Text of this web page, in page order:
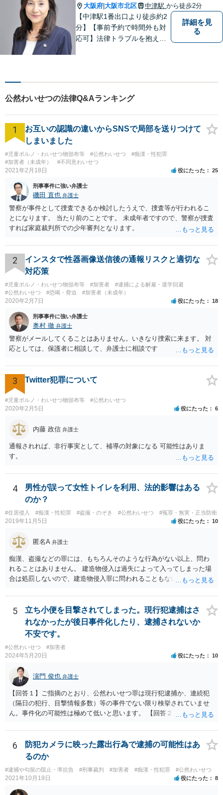
大阪府 大阪市北区 中津駅 から徒歩2分
【中津駅1番出口より徒歩約2
分】【事前予約で時間外も対
応可】法律トラブルを抱える
業務、税務処理等も対応して
おります。 お気軽にご相談く
ださい。
詳細を見
る
公然わいせつの法律Q&Aランキング
1
お互いの認識の違いからSNSで局部を送りつけて
しまいました
#児童ポルノ・わいせつ物頒布等 #公然わいせつ
#痴漢・性犯罪
#加害者（未成年）
#不同意わいせつ
2021年2月18日 役にたった 25
刑事事件に強い弁護士
磯田 直也 弁護士
警察が事件として捜査できるか検討したうえで、捜査等が行われるこ
とになります。 当たり前のことです。 未成年者ですので、警察が捜査
すれば家庭裁判所での少年審判となります。
2
インスタで性器画像送信後の通報リスクと適切な
対応策
#児童ポルノ・わいせつ物頒布等 #加害者
#逮捕による解雇・退学回避
#公然わいせつ
#恐喝・脅迫 #加害者（未成年）
2020年2月7日 役にたった 18
刑事事件に強い弁護士
奥村 徹 弁護士
警察がメールしてくることはありません。いきなり捜索に来ます。 対
応としては、保護者に相談して、弁護士に相談です
3 Twitter犯罪について
#児童ポルノ・わいせつ物頒布等 #公然わいせつ
2020年2月5日 役にたった 6
内藤 政信 弁護士
通報されれば、非行事実として、補導の対象になる 可能性はありま
す。
4
男性が誤って女性トイレを利用、法的影響はある
のか？
#住居侵入 #痴漢・性犯罪 #盗撮・のぞき #公然わいせつ #冤罪・無実・正当防衛
2019年11月5日 役にたった 10
匿名A 弁護士
痴漢、盗撮などの罪には、もちろんそのような行為がない以上、問わ
れることはありません。 建造物侵入は過失によって入ってしまった場
合は処罰しないので、建造物侵入罪に問われることもないでしょう。
れることもないでしょうし、そのまま帰された以上おそらく立件もさ
れず取り調べもないと思います。
5
立ち小便を目撃されてしまった。現行犯逮捕はさ
れなかったが後日事件化したり、逮捕されないか
不安です。
#公然わいせつ #加害者
2024年5月20日 役にたった 10
濵門 俊也 弁護士
【回答１】ご指摘のとおり、公然わいせつ罪は現行犯逮捕か、連続犯
（隔日の犯行、目撃情報多数）等の事件でない限り検挙されていませ
ん。事件化の可能性は極めて低いと思います。 【回答２】先に指摘し
6
防犯カメラに映った露出行為で逮捕の可能性はあ
るのか
#逮捕や勾留の阻止・準抗告 #刑事裁判 #加害者 #痴漢・性犯罪 #公然わいせつ
2021年10月19日 役にたった 8